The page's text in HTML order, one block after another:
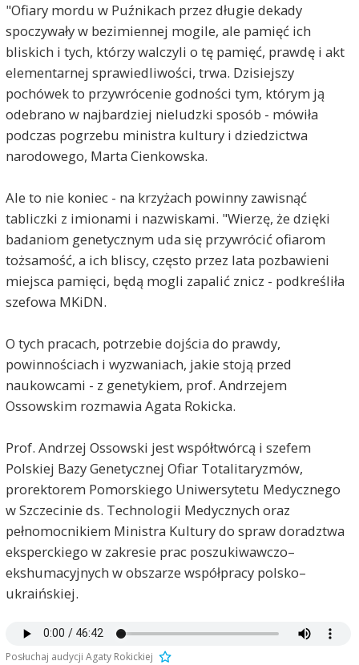
"Ofiary mordu w Puźnikach przez długie dekady
spoczywały w bezimiennej mogile, ale pamięć ich
bliskich i tych, którzy walczyli o tę pamięć, prawdę i akt
elementarnej sprawiedliwości, trwa. Dzisiejszy
pochówek to przywrócenie godności tym, którym ją
odebrano w najbardziej nieludzki sposób - mówiła
podczas pogrzebu ministra kultury i dziedzictwa
narodowego, Marta Cienkowska.
Ale to nie koniec - na krzyżach powinny zawisnąć
tabliczki z imionami i nazwiskami. "Wierzę, że dzięki
badaniom genetycznym uda się przywrócić ofiarom
tożsamość, a ich bliscy, często przez lata pozbawieni
miejsca pamięci, będą mogli zapalić znicz - podkreśliła
szefowa MKiDN.
O tych pracach, potrzebie dojścia do prawdy,
powinnościach i wyzwaniach, jakie stoją przed
naukowcami - z genetykiem, prof. Andrzejem
Ossowskim rozmawia Agata Rokicka.
Prof. Andrzej Ossowski jest współtwórcą i szefem
Polskiej Bazy Genetycznej Ofiar Totalitaryzmów,
prorektorem Pomorskiego Uniwersytetu Medycznego
w Szczecinie ds. Technologii Medycznych oraz
pełnomocnikiem Ministra Kultury do spraw doradztwa
eksperckiego w zakresie prac poszukiwawczo–
ekshumacyjnych w obszarze współpracy polsko–
ukraińskiej.
Posłuchaj audycji Agaty Rokickiej